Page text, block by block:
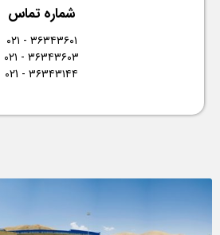
شماره تماس
۳۶۳۴۳۶۰۱ - ۰۲۱
۳۶۳۴۳۶۰۳ - ۰۲۱
۳۶۳۴۳۱۴۴ - 021